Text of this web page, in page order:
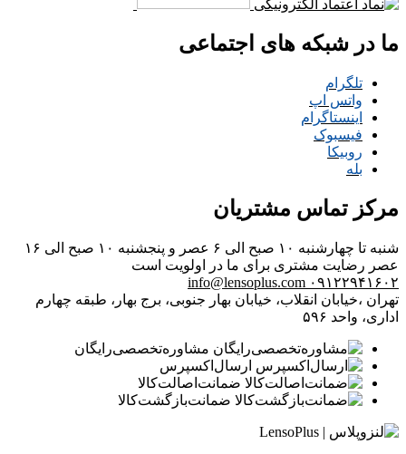
ما در شبکه های اجتماعی
تلگرام
واتس اپ
اینستاگرام
فیسبوک
روبیکا
بله
مرکز تماس مشتریان
شنبه تا چهارشنبه ۱۰ صبح الی ۶ عصر و پنجشنبه ۱۰ صبح الی ۱۶
عصر رضایت مشتری برای ما در اولویت است
۰۹۱۲۲۹۴۱۶۰۲ info@lensoplus.com
تهران ،خیابان انقلاب، خیابان بهار جنوبی، برج بهار، طبقه چهارم
اداری، واحد ۵۹۶
مشاوره‌تخصصی‌رایگان
ارسال‌اکسپرس
ضمانت‌اصالت‌کالا
ضمانت‌بازگشت‌کالا